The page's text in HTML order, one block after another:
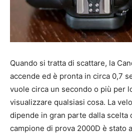
Quando si tratta di scattare, la
accende ed è pronta in circa 0,7
vuole circa un secondo o più per
visualizzare qualsiasi cosa. La
dipende in gran parte dalla scelta
campione di prova 2000D è stato